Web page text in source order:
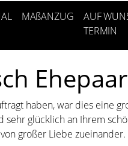
MAßANZUG
AUF
TERMIN
haben, war dies eine
glücklich an Ihrem
großer Liebe zueinander.